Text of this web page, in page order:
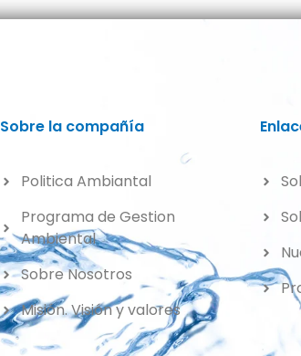
Sobre la compañía
Politica Ambiantal
Programa de Gestion
Ambiental
Sobre Nosotros
Misión. Visión y valores